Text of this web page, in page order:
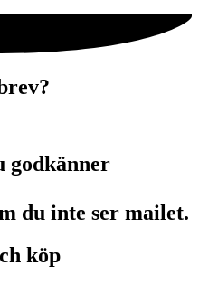
godkänner
du inte ser mailet.
köp